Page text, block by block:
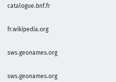
catalogue.bnf.fr
fr.wikipedia.org
sws.geonames.org
sws.geonames.org